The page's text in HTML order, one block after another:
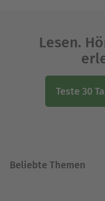
Lesen.
Teste 30
Beliebte Themen